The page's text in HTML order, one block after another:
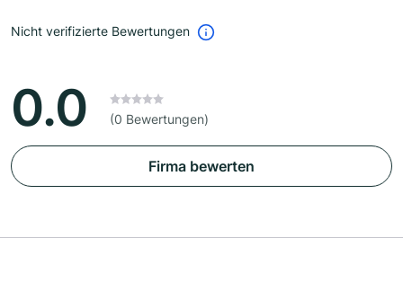
Nicht verifizierte Bewertungen
0.0 (0 Bewertungen)
Firma bewerten